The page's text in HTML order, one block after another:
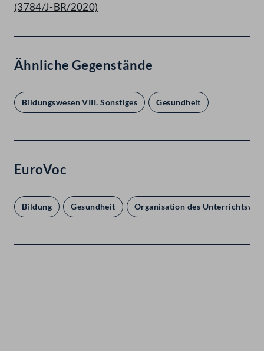
(3784/J-BR/2020)
Ähnliche Gegenstände
Bildungswesen VIII. Sonstiges Gesundheit
EuroVoc
Bildung Gesundheit Organisation des